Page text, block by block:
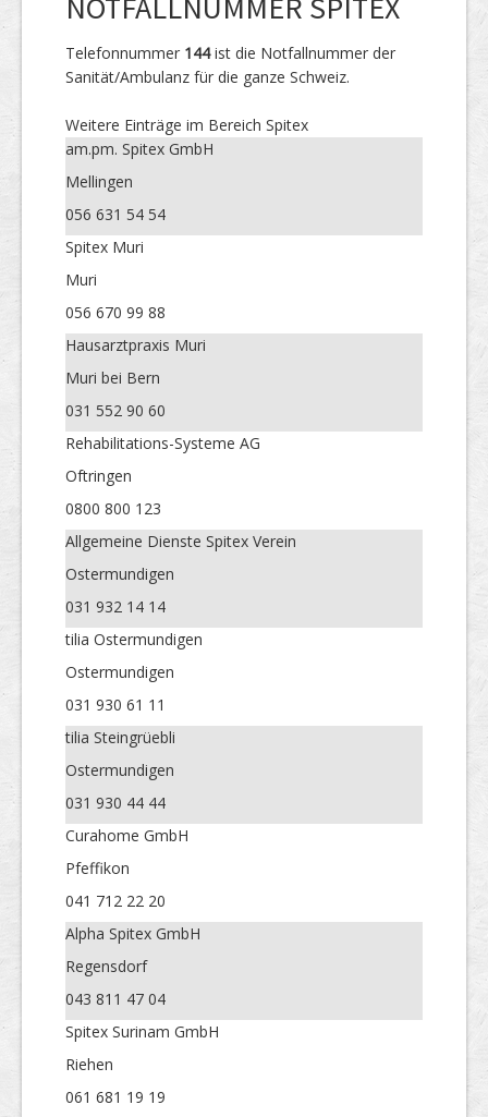
Telefonnummer 144ist die Notfallnummer der
Sanität/Ambulanz für die ganze Schweiz.
Weitere Einträge im Bereich Spitex
am.pm. Spitex GmbH
Mellingen
056 631 54 54
Spitex Muri
Muri
056 670 99 88
Hausarztpraxis Muri
Muri bei Bern
031 552 90 60
Rehabilitations-Systeme AG
Oftringen
0800 800 123
Allgemeine Dienste Spitex Verein
Ostermundigen
031 932 14 14
tilia Ostermundigen
Ostermundigen
031 930 61 11
tilia Steingrüebli
Ostermundigen
031 930 44 44
Curahome GmbH
Pfeffikon
041 712 22 20
Alpha Spitex GmbH
Regensdorf
043 811 47 04
Spitex Surinam GmbH
Riehen
061 681 19 19